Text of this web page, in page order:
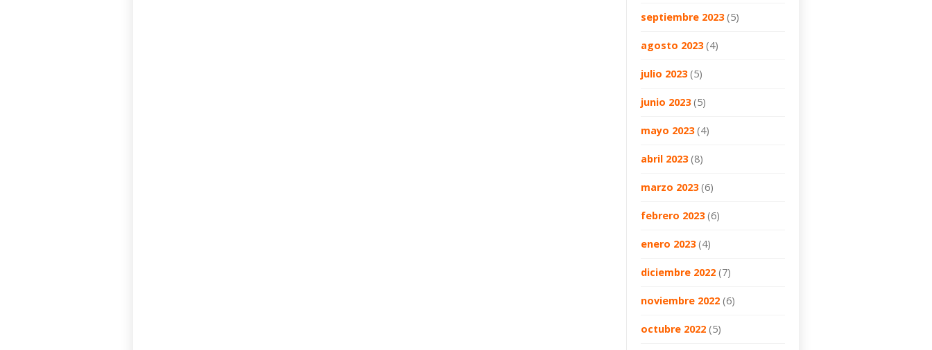
septiembre 2023(5)
agosto 2023(4)
julio 2023(5)
junio 2023(5)
mayo 2023(4)
abril 2023(8)
marzo 2023(6)
febrero 2023(6)
enero 2023(4)
diciembre 2022 (7)
noviembre 2022 (6)
octubre 2022 (5)